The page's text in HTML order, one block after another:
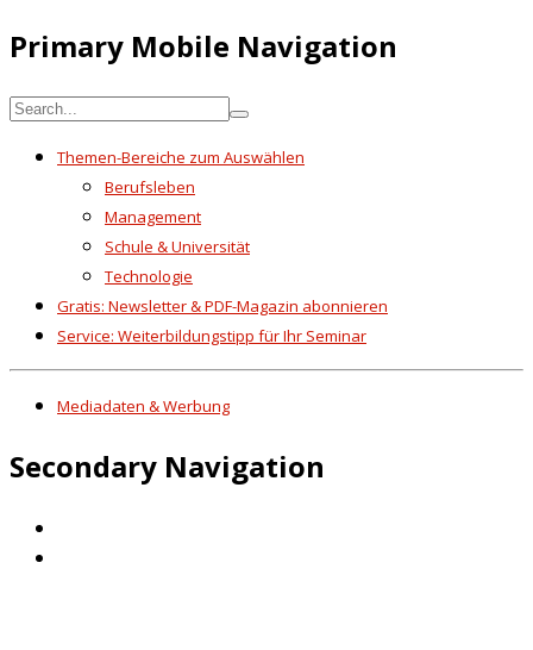
Primary Mobile Navigation
Themen-Bereiche zum Auswählen
Berufsleben
Management
Schule & Universität
Technologie
Gratis: Newsletter & PDF-Magazin abonnieren
Service: Weiterbildungstipp für Ihr Seminar
Mediadaten & Werbung
Secondary Navigation